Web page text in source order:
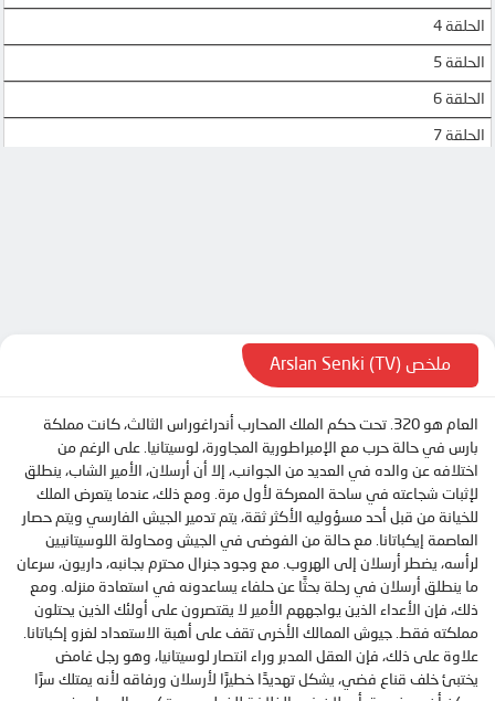
الحلقة 4
الحلقة 5
الحلقة 6
الحلقة 7
الحلقة 13
الحلقة 14
الحلقة 15
الحلقة 16
الحلقة 17
الحلقة 18
الحلقة 19
الحلقة 20
الحلقة 22
ملخص Arslan Senki (TV)
العام هو 320. تحت حكم الملك المحارب أندراغوراس الثالث، كانت مملكة
بارس في حالة حرب مع الإمبراطورية المجاورة، لوسيتانيا. على الرغم من
اختلافه عن والده في العديد من الجوانب، إلا أن أرسلان، الأمير الشاب، ينطلق
لإثبات شجاعته في ساحة المعركة لأول مرة. ومع ذلك، عندما يتعرض الملك
للخيانة من قبل أحد مسؤوليه الأكثر ثقة، يتم تدمير الجيش الفارسي ويتم حصار
العاصمة إيكباتانا. مع حالة من الفوضى في الجيش ومحاولة اللوسيتانيين
لرأسه، يضطر أرسلان إلى الهروب. مع وجود جنرال محترم بجانبه، داريون، سرعان
ما ينطلق أرسلان في رحلة بحثًا عن حلفاء يساعدونه في استعادة منزله. ومع
ذلك، فإن الأعداء الذين يواجههم الأمير لا يقتصرون على أولئك الذين يحتلون
مملكته فقط. جيوش الممالك الأخرى تقف على أهبة الاستعداد لغزو إكباتانا.
علاوة على ذلك، فإن العقل المدبر وراء انتصار لوسيتانيا، وهو رجل غامض
يختبئ خلف قناع فضي، يشكل تهديدًا خطيرًا لأرسلان ورفاقه لأنه يمتلك سرًا